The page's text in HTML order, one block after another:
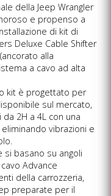
della Jeep Wrangler
e propenso a
di kit di
Deluxe Cable Shifter
alla
a cavo ad alta
kit è progettato per
sul mercato,
2H a 4L con una
vibrazioni e
si basano su angoli
Advance
della carrozzeria,
preparate per il